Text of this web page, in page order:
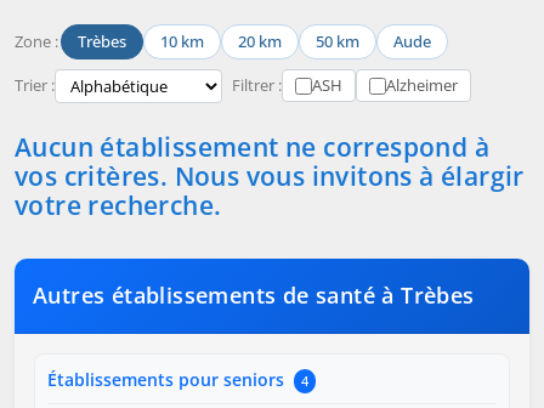
Zone : Trèbes 10 km 20 km 50 km Aude
Trier : Filtrer : ASH Alzheimer
Aucun établissement ne correspond à
vos critères. Nous vous invitons à élargir
votre recherche.
Autres établissements de santé à Trèbes
Établissements pour seniors 4